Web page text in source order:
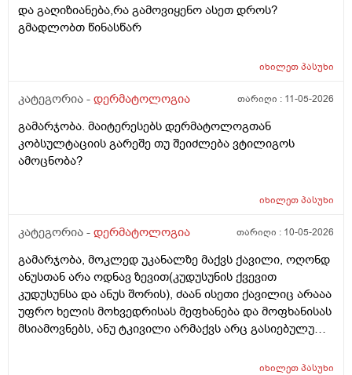
და გაღიზიანება,რა გამოვიყენო ასეთ დროს?
გმადლობთ წინასწარ
იხილეთპასუხი
კატეგორია - დერმატოლოგია თარიღი : 11-05-2026
გამარჯობა. მაიტერესებს დერმატოლოგთან
კობსულტაციის გარეშე თუ შეიძლება ვტილიგოს
ამოცნობა?
იხილეთპასუხი
კატეგორია - დერმატოლოგია თარიღი : 10-05-2026
გამარჯობა, მოკლედ უკანალზე მაქვს ქავილი, ოღონდ
ანუსთან არა ოდნავ ზევით(კუდუსუნის ქვევით
კუდუსუნსა და ანუს შორის), ძაან ისეთი ქავილიც არააა
უფრო ხელის მოხვედრისას მეფხანება და მოფხანისას
მსიამოვნებს, ანუ ტკივილი არმაქვს არც გასიებულუ
ოპერაცია ანუ ბეწვის ჩაბრუნება(ლაზერით) მაგის მერე
იხილეთპასუხი